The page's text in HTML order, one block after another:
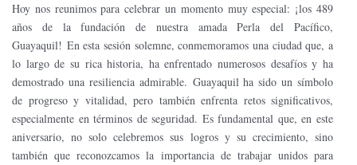
AGENDA
Hoy nos reunimos para celebrar un momento muy especial: ¡los 489
años de la fundación de nuestra amada Perla del Pacífico,
Guayaquil! En esta sesión solemne, conmemoramos una ciudad que, a
lo largo de su rica historia, ha enfrentado numerosos desafíos y ha
demostrado una resiliencia admirable. Guayaquil ha sido un símbolo
de progreso y vitalidad, pero también enfrenta retos significativos,
especialmente en términos de seguridad. Es fundamental que, en este
aniversario, no solo celebremos sus logros y su crecimiento, sino
también que reconozcamos la importancia de trabajar unidos para